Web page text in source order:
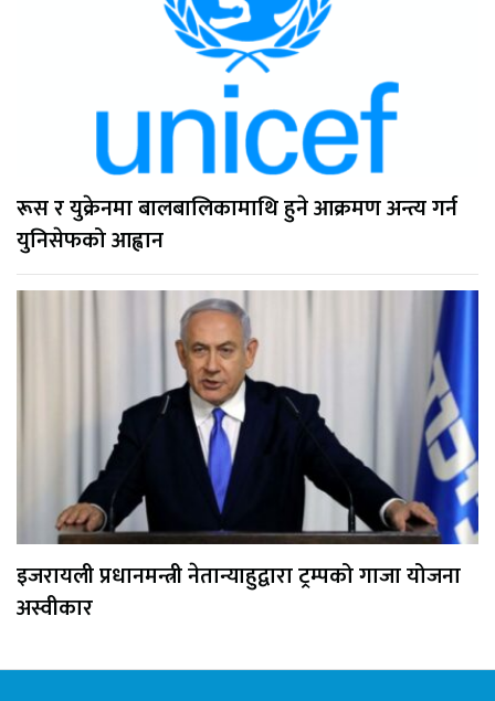
रूस र युक्रेनमा बालबालिकामाथि हुने आक्रमण अन्त्य गर्न
युनिसेफको आह्वान
इजरायली प्रधानमन्त्री नेतान्याहुद्वारा ट्रम्पको गाजा योजना
अस्वीकार